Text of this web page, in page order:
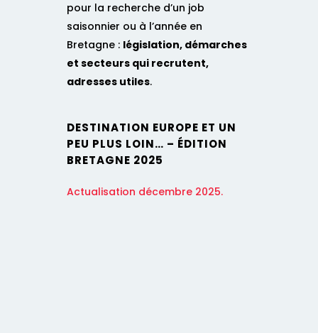
pour la recherche d’un job
saisonnier ou à l’année en
Bretagne : législation, démarches
et secteurs qui recrutent,
adresses utiles.
DESTINATION EUROPE ET UN
PEU PLUS LOIN… – ÉDITION
BRETAGNE 2025
Actualisation décembre 2025.